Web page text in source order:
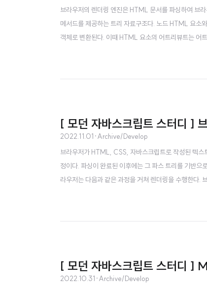
브라우저의 렌더링 엔진은 HTML 문서를 파싱하여 브
메서드를 제공하는 트리 자료구조다. 노드 HTML 요
객체로 변환된다. 이때 HTML 요소의 어트리뷰트는 어
[ 모던 자바스크립트 스터디 ]
2022.11.01 ·Archive/Develop
브라우저가 HTML, CSS, 자바스크립트로 작성된 텍스
정이다. 파싱이 완료된 이후에는 그 파스 트리를 기반
라우저는 다음과 같은 과정을 거쳐 렌더링을 수행한다
[ 모던 자바스크립트 스터디 ]
2022.10.31 ·Archive/Develop